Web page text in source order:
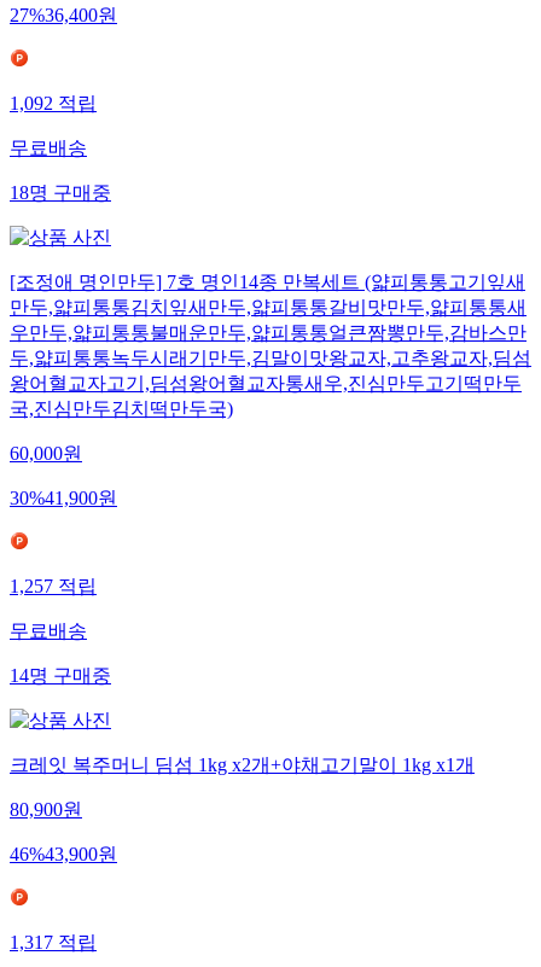
27%36,400원
1,092적립
무료배송
18명구매중
[조정애 명인만두] 7호 명인14종 만복세트 (얇피통통고기잎새
만두,얇피통통김치잎새만두,얇피통통갈비맛만두,얇피통통새
우만두,얇피통통불매운만두,얇피통통얼큰짬뽕만두,감바스만
두,얇피통통녹두시래기만두,김말이맛왕교자,고추왕교자,딤섬
왕어혈교자고기,딤섬왕어혈교자통새우,진심만두고기떡만두
국,진심만두김치떡만두국)
60,000원
30%41,900원
1,257적립
무료배송
14명구매중
크레잇 복주머니 딤섬 1kg x2개+야채고기말이 1kg x1개
80,900원
46%43,900원
1,317적립